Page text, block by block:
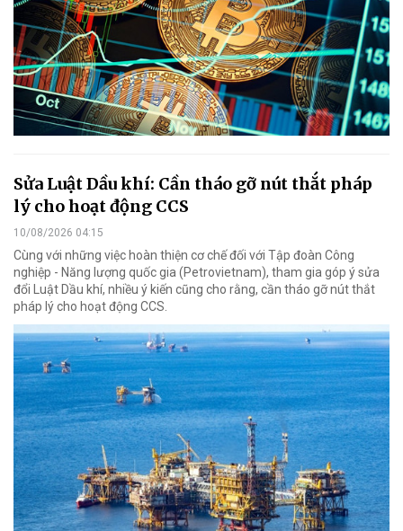
Sửa Luật Dầu khí: Cần tháo gỡ nút thắt pháp
lý cho hoạt động CCS
10/08/2026 04:15
Cùng với những việc hoàn thiện cơ chế đối với Tập đoàn Công
nghiệp - Năng lượng quốc gia (Petrovietnam), tham gia góp ý sửa
đổi Luật Dầu khí, nhiều ý kiến cũng cho rằng, cần tháo gỡ nút thắt
pháp lý cho hoạt động CCS.